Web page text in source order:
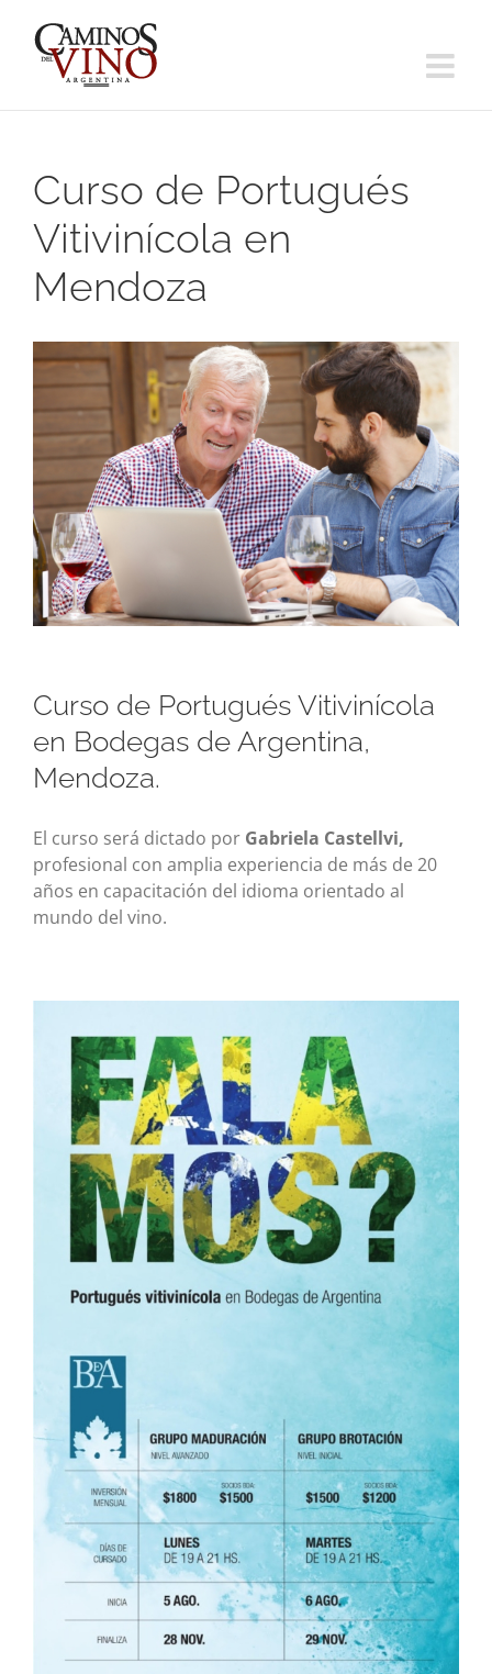
contenido
Curso de Portugués
Vitivinícola en
Mendoza
Ver
imagen
más
grande
Curso de Portugués Vitivinícola
en Bodegas de Argentina,
Mendoza.
El curso será dictado por Gabriela Castellvi,
profesional con amplia experiencia de más de 20
años en capacitación del idioma orientado al
mundo del vino.